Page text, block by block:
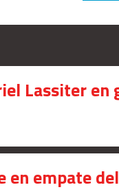
Lassiter
en empate